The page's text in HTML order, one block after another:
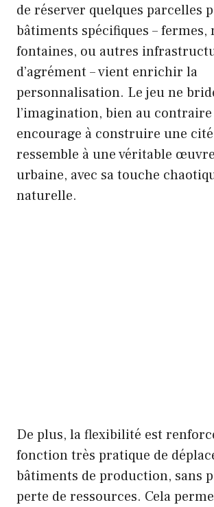
de réserver quelques parcelles
bâtiments spécifiques – fermes,
fontaines, ou autres
d’agrément – vient enrichir la
personnalisation. Le jeu ne
l’imagination, bien au
encourage à construire une
ressemble à une véritable
urbaine, avec sa touche
naturelle.
De plus, la flexibilité est
fonction très pratique de
bâtiments de production, sans
perte de ressources. Cela